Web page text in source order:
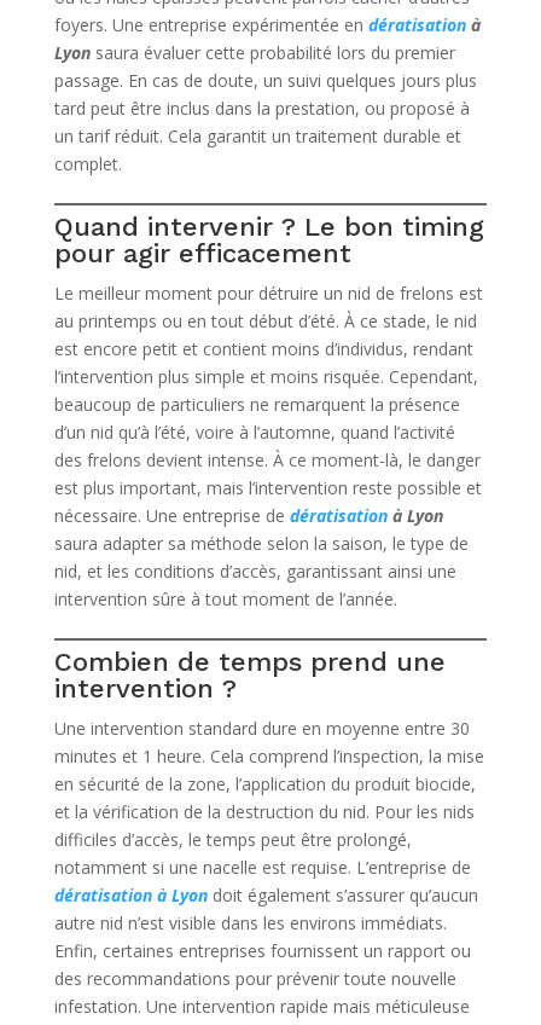
foyers. Une entreprise expérimentée en dératisationà
Lyonsaura évaluer cette probabilité lors du premier
passage. En cas de doute, un suivi quelques jours plus
tard peut être inclus dans la prestation, ou proposé à
un tarif réduit. Cela garantit un traitement durable et
complet.
Quand intervenir ? Le bon timing
pour agir efficacement
Le meilleur moment pour détruire un nid de frelons est
au printemps ou en tout début d’été. À ce stade, le nid
est encore petit et contient moins d’individus, rendant
l’intervention plus simple et moins risquée. Cependant,
beaucoup de particuliers ne remarquent la présence
d’un nid qu’à l’été, voire à l’automne, quand l’activité
des frelons devient intense. À ce moment-là, le danger
est plus important, mais l’intervention reste possible et
nécessaire. Une entreprise de dératisationà Lyon
saura adapter sa méthode selon la saison, le type de
nid, et les conditions d’accès, garantissant ainsi une
intervention sûre à tout moment de l’année.
Combien de temps prend une
intervention ?
Une intervention standard dure en moyenne entre 30
minutes et 1 heure. Cela comprend l’inspection, la mise
en sécurité de la zone, l’application du produit biocide,
et la vérification de la destruction du nid. Pour les nids
difficiles d’accès, le temps peut être prolongé,
notamment si une nacelle est requise. L’entreprise de
dératisation à Lyondoit également s’assurer qu’aucun
autre nid n’est visible dans les environs immédiats.
Enfin, certaines entreprises fournissent un rapport ou
des recommandations pour prévenir toute nouvelle
infestation. Une intervention rapide mais méticuleuse